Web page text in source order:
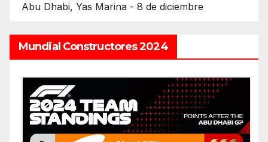
Abu Dhabi, Yas Marina - 8 de diciembre
Mundial Constructores 2024